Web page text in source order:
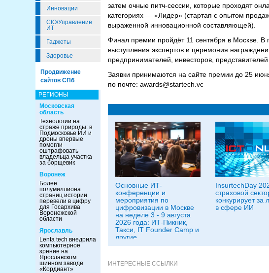
Инновации
CIO/Управление
ИТ
Гаджеты
Здоровье
Продвижение
сайтов СПб
РЕГИОНЫ
Московская
область
Технологии на
страже природы: в
Подмосковье ИИ и
дроны впервые
помогли
оштрафовать
владельца участка
за борщевик
Воронеж
Более
полумиллиона
страниц истории
перевели в цифру
для Госархива
Воронежской
области
Ярославль
Lenta tech внедрила
компьютерное
зрение на
Ярославском
шинном заводе
«Кордиант»
затем очные питч-сессии, которые проходят
категориях — «Лидер» (стартап с опытом
выраженной инновационной составляющей).
Финал премии пройдёт 11 сентября в Москве. В
выступления экспертов и церемония
предпринимателей, инвесторов,
Заявки принимаются на сайте премии до 25
по почте: awards@startech.vc
Основные ИТ-
конференции и
мероприятия по
цифровизации в Москве
на неделе 3 - 9 августа
2026 года: ИТ-Пикник,
Такси, IT Founder Camp и
другие
InsurtechDay
страховой
конкурирует за
в сфере ИИ
ИНТЕРЕСНЫЕ ССЫЛКИ